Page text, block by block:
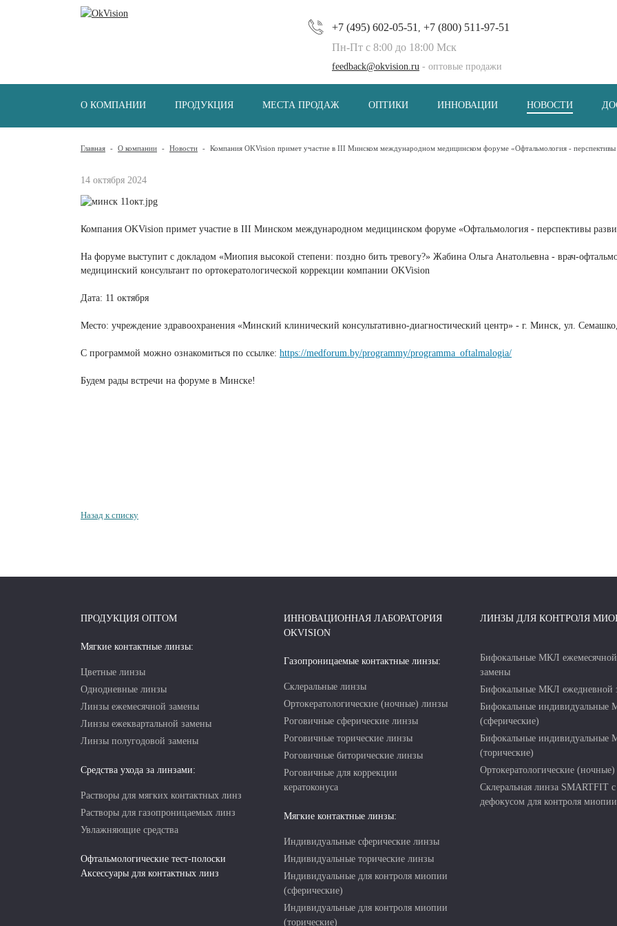
+7 (495) 602-05-51 , +7 (800) 511-97-51
Пн-Пт с 8:00 до 18:00 Мск
feedback@okvision.ru - оптовые продажи
О КОМПАНИИ ПРОДУКЦИЯ МЕСТА ПРОДАЖ ОПТИКИ ИННОВАЦИИ НОВОСТИ
Главная - О компании - Новости - Компания OKVision примет участие в III Минском международном медицинском форуме «Офтальмология - перспективы
14 октября 2024
Компания OKVision примет участие в III Минском международном медицинском форуме «Офтальмология - перспективы
На форуме выступит с докладом «Миопия высокой степени: поздно бить тревогу?» Жабина Ольга Анатольевна - врач-
медицинский консультант по ортокератологической коррекции компании OKVision
Дата: 11 октября
Место: учреждение здравоохранения «Минский клинический консультативно-диагностический центр» - г. Минск, ул.
С программой можно ознакомиться по ссылке: https://medforum.by/programmy/programma_oftalmalogia/
Будем рады встречи на форуме в Минске!
Назад к списку
ПРОДУКЦИЯ ОПТОМ
Мягкие контактные линзы:
Цветные линзы
Однодневные линзы
Линзы ежемесячной замены
Линзы ежеквартальной замены
Линзы полугодовой замены
Средства ухода за линзами:
Растворы для мягких контактных линз
Растворы для газопроницаемых линз
Увлажняющие средства
Офтальмологические тест-полоски
Аксессуары для контактных линз
ИННОВАЦИОННАЯ ЛАБОРАТОРИЯ
OKVISION
Газопроницаемые контактные линзы:
Склеральные линзы
Ортокератологические (ночные) линзы
Роговичные сферические линзы
Роговичные торические линзы
Роговичные биторические линзы
Роговичные для коррекции
кератоконуса
Мягкие контактные линзы:
Индивидуальные сферические линзы
Индивидуальные торические линзы
Индивидуальные для контроля миопии
(сферические)
Индивидуальные для контроля миопии
(торические)
ЛИНЗЫ ДЛЯ КОНТРОЛЯ
Бифокальные МКЛ ежемесячной
замены
Бифокальные МКЛ ежедневной
Бифокальные индивидуальные
(сферические)
Бифокальные индивидуальные
(торические)
Ортокератологические
Склеральная линза SMARTFIT с
дефокусом для контроля миопии